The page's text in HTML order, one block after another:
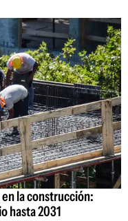
la construcción:
hasta 2031